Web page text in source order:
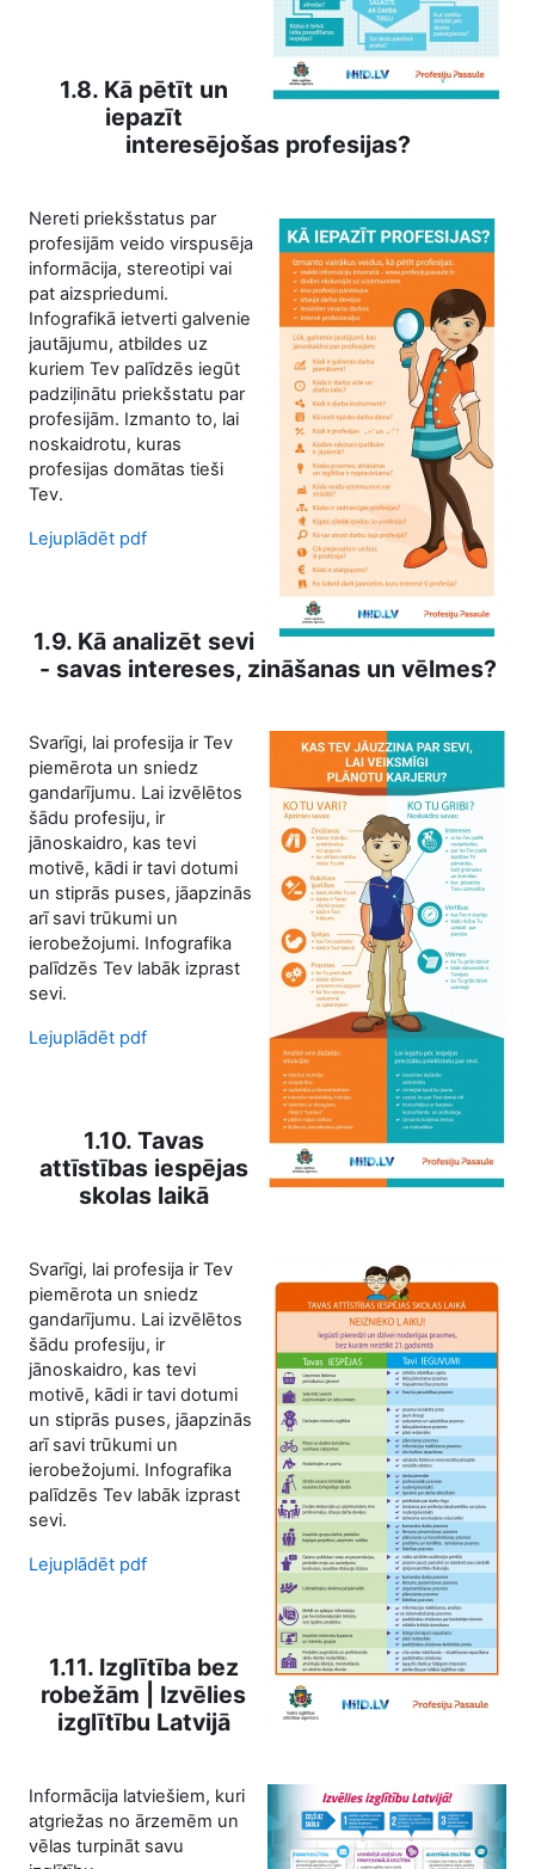
1.8. Kā pētīt un
iepazīt
interesējošas profesijas?
Nereti priekšstatus par
profesijām veido virspusēja
informācija, stereotipi vai
pat aizspriedumi.
Infografikā ietverti galvenie
jautājumu, atbildes uz
kuriem Tev palīdzēs iegūt
padziļinātu priekšstatu par
profesijām. Izmanto to, lai
noskaidrotu, kuras
profesijas domātas tieši
Tev.
Lejuplādēt pdf
1.9. Kā analizēt sevi
- savas intereses, zināšanas un vēlmes?
Svarīgi, lai profesija ir Tev
piemērota un sniedz
gandarījumu. Lai izvēlētos
šādu profesiju, ir
jānoskaidro, kas tevi
motivē, kādi ir tavi dotumi
un stiprās puses, jāapzinās
arī savi trūkumi un
ierobežojumi. Infografika
palīdzēs Tev labāk izprast
sevi.
Lejuplādēt pdf
1.10. Tavas
attīstības iespējas
skolas laikā
Svarīgi, lai profesija ir Tev
piemērota un sniedz
gandarījumu. Lai izvēlētos
šādu profesiju, ir
jānoskaidro, kas tevi
motivē, kādi ir tavi dotumi
un stiprās puses, jāapzinās
arī savi trūkumi un
ierobežojumi. Infografika
palīdzēs Tev labāk izprast
sevi.
Lejuplādēt pdf
1.11. Izglītība bez
robežām | Izvēlies
izglītību Latvijā
Informācija latviešiem, kuri
atgriežas no ārzemēm un
vēlas turpināt savu